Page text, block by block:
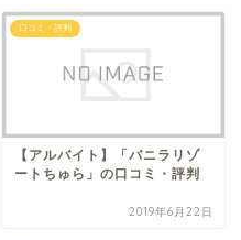
口コミ・評判
【アルバイト】「バニラリゾ
ートちゅら」の口コミ・評判
2019年6月22日